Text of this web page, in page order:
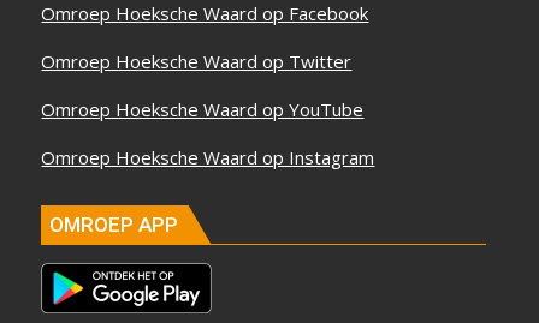
Omroep Hoeksche Waard op Facebook
Omroep Hoeksche Waard op Twitter
Omroep Hoeksche Waard op YouTube
Omroep Hoeksche Waard op Instagram
OMROEP APP